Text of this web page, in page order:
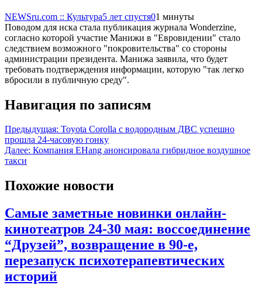
NEWSru.com :: Культура5 лет спустя01 минуты
Поводом для иска стала публикация журнала Wonderzine,
согласно которой участие Манижи в "Евровидении" стало
следствием возможного "покровительства" со стороны
администрации президента. Манижа заявила, что будет
требовать подтверждения информации, которую "так легко
вбросили в публичную среду".
Навигация по записям
Предыдущая: Toyota Corolla с водородным ДВС успешно
прошла 24-часовую гонку
Далее: Компания EHang анонсировала гибридное воздушное
такси
Похожие новости
Самые заметные новинки онлайн-
кинотеатров 24-30 мая: воссоединение
“Друзей”, возвращение в 90-е,
перезапуск психотерапевтических
историй